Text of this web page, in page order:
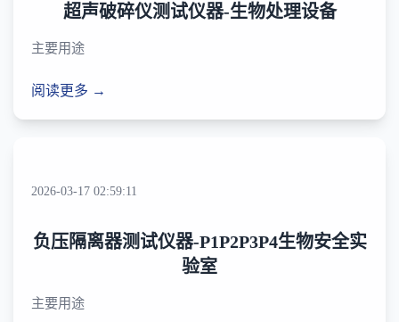
超声破碎仪测试仪器-生物处理设备
主要用途
阅读更多 →
2026-03-17 02:59:11
负压隔离器测试仪器-P1P2P3P4生物安全实
验室
主要用途